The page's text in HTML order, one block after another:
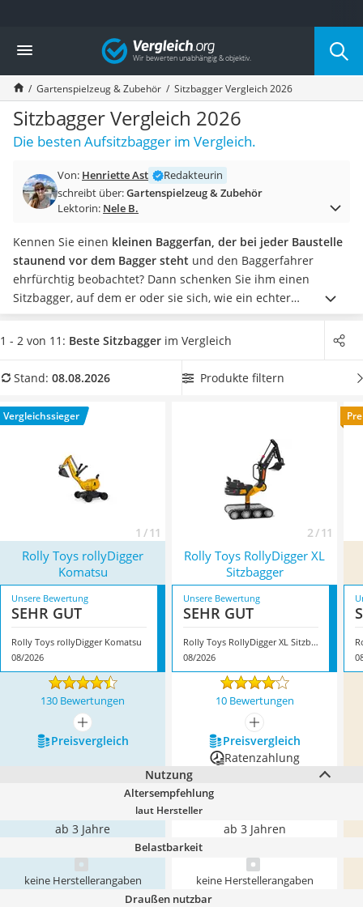
Die beliebtesten Vergleiche nach Kategorie
Freizeit & Sport
Gartentrampolin
Trampolin
Metalldetektor
Eufab-Fahrradträger
Trampolin 366 cm
Aluminium-Koffer
Futterboot
E-Bike-Dreirad
Trekkingschuhe Herren
Reisetasche mit Rollen
Klimmzugstation
Koffer
Nachtsichtgerät
Handgepäck-Koffer
Wanderschuhe Herren
Sicherheitsweste Reiten
Vergleich
Gartenspielzeug & Zubehör Sitzbagger Vergleich 2026
Sitzbagger Vergleich 2026
Die besten Aufsitzbagger im Vergleich.
Von: Henriette Ast
Redakteurin
schreibt über:Gartenspielzeug & Zubehör
Lektorin: Nele B.
Kennen Sie einen kleinen Baggerfan, der bei jeder Baustelle
staunend vor dem Bagger steht und den Baggerfahrer
ehrfürchtig beobachtet? Dann schenken Sie ihm einen
Sitzbagger, auf dem er oder sie sich, wie ein echter
Baggerfahrer bzw. eine echte Baggerfahrerin fühlt. In Online-
Tests werden regelmäßigSitzbagger aus Kunststoff und
Baggeraufsatz, aber nur bei einigen von ihnen ist der
hinsichtlich der Ausstattung mit Rädern. Für ein möglichst
realistisches Baggerabenteuer, entscheiden Sie sich für einen
. Überzeugt hat uns hier im
August 2026 besonders das Modell
Rolly Toys rollyDigger
mit seinen Eigenschaften.
1 - 2 von 11: Beste Sitzbagger im Vergleich
Stand: 08.08.2026 Produkte filtern
Vergleichssieger
1 / 11 2 / 11
Rolly Toys rollyDigger
Komatsu
Rolly Toys RollyDigger XL
Sitzbagger
Unsere Bewertung
SEHR GUT
Rolly Toys rollyDigger Komatsu
08/2026
Unsere Bewertung
SEHR GUT
Rolly Toys RollyDigger XL Sitzbagger
08/2026
130 Bewertungen 10 Bewertungen
mehr anzeigen
mehr anzeigen
Preis­vergleich
Preis­vergleich
Ratenzahlung
Nutzung
Altersempfehlung
laut Hersteller
ab 3 Jahre ab 3 Jahren
Belastbarkeit
keine Herstellerangaben keine Herstellerangaben
Draußen nutzbar